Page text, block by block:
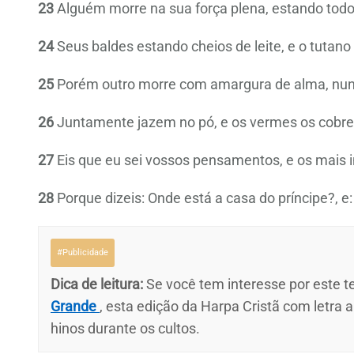
23Alguém morre na sua força plena, estando
24Seus baldes estando cheios de leite, e o
25 Porém outro morre com amargura de alma,
26Juntamente jazem no pó, e os vermes os
27 Eis que eu sei vossos pensamentos, e os
28 Porque dizeis: Onde está a casa do príncipe?,
#Publicidade
Dica de leitura:Se você tem interesse por este
Grande , esta edição da Harpa Cristã com letra
hinos durante os cultos.